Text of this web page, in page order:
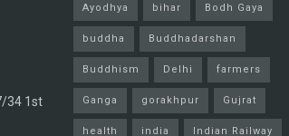
34 1st
Ayodhya bihar Bodh Gaya
buddha Buddhadarshan
Buddhism Delhi farmers
Ganga gorakhpur Gujrat
health india Indian Railway